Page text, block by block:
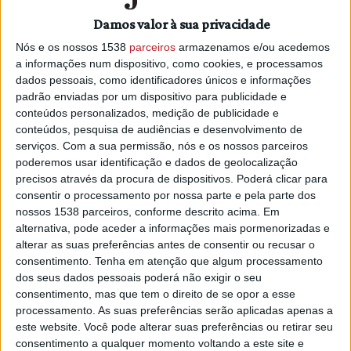
Damos valor à sua privacidade
Nós e os nossos 1538 parceiros armazenamos e/ou acedemos
a informações num dispositivo, como cookies, e processamos
dados pessoais, como identificadores únicos e informações
padrão enviadas por um dispositivo para publicidade e
conteúdos personalizados, medição de publicidade e
conteúdos, pesquisa de audiências e desenvolvimento de
serviços. Com a sua permissão, nós e os nossos parceiros
poderemos usar identificação e dados de geolocalização
precisos através da procura de dispositivos. Poderá clicar para
consentir o processamento por nossa parte e pela parte dos
nossos 1538 parceiros, conforme descrito acima. Em
alternativa, pode aceder a informações mais pormenorizadas e
alterar as suas preferências antes de consentir ou recusar o
consentimento. Tenha em atenção que algum processamento
dos seus dados pessoais poderá não exigir o seu
consentimento, mas que tem o direito de se opor a esse
processamento. As suas preferências serão aplicadas apenas a
este website. Você pode alterar suas preferências ou retirar seu
consentimento a qualquer momento voltando a este site e
“Precisamos de uma ação imediata e sustentada para
ajudar os adolescentes a parar a utilização potencialmente
prejudicial das redes sociais, que tem demonstrado levar à
depressão, ao 'bullying', à ansiedade e ao mau
desempenho escolar”, afirmou o diretor da OMS para a
Europa, Hans Kluge, em comunicado.
Em 2022, 11% dos adolescentes (13% das raparigas e 9%
dos rapazes) mostraram sinais de utilização problemática
das redes sociais, em comparação com apenas 7% quatro
anos antes, de acordo com dados obtidos junto de 280.000
jovens com 11, 13 e 15 anos de 44 países da Europa, Ásia
Central e Canadá.
Os sintomas são semelhantes aos da toxicodependência:
incapacidade de controlar a utilização excessiva,
sentimentos de desistência e abandono de outras
atividades em favor das redes sociais e consequências
negativas na vida diária.